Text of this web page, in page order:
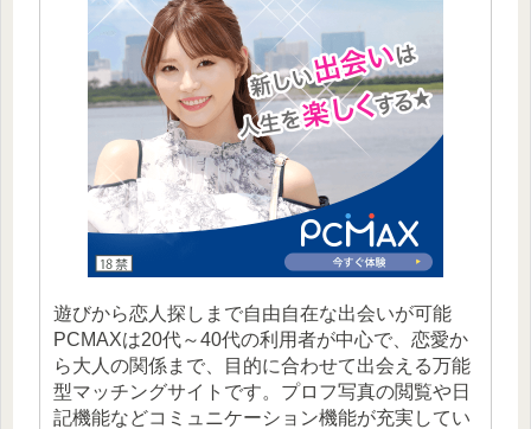
遊びから恋人探しまで自由自在な出会いが可能
PCMAXは20代～40代の利用者が中心で、恋愛か
ら大人の関係まで、目的に合わせて出会える万能
型マッチングサイトです。プロフ写真の閲覧や日
記機能などコミュニケーション機能が充実してい